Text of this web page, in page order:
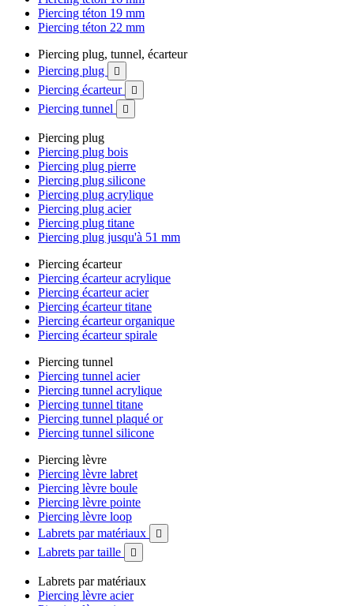
Piercing téton 19 mm
Piercing téton 22 mm
Piercing plug, tunnel, écarteur
Piercing plug

Piercing écarteur 
Piercing tunnel 
Piercing plug
Piercing plug bois
Piercing plug pierre
Piercing plug silicone
Piercing plug acrylique
Piercing plug acier
Piercing plug titane
Piercing plug jusqu'à 51 mm
Piercing écarteur
Piercing écarteur acrylique
Piercing écarteur acier
Piercing écarteur titane
Piercing écarteur organique
Piercing écarteur spirale
Piercing tunnel
Piercing tunnel acier
Piercing tunnel acrylique
Piercing tunnel titane
Piercing tunnel plaqué or
Piercing tunnel silicone
Piercing lèvre
Piercing lèvre labret
Piercing lèvre boule
Piercing lèvre pointe
Piercing lèvre loop
Labrets par matériaux

Labrets par taille 
Labrets par matériaux
Piercing lèvre acier